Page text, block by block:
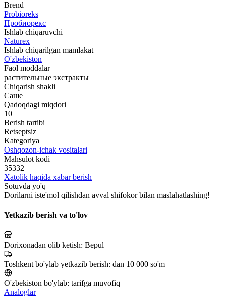
Brend
Probioreks
Пробиорекс
Ishlab chiqaruvchi
Naturex
Ishlab chiqarilgan mamlakat
O'zbekiston
Faol moddalar
растительные экстракты
Chiqarish shakli
Саше
Qadoqdagi miqdori
10
Berish tartibi
Retseptsiz
Kategoriya
Oshqozon-ichak vositalari
Mahsulot kodi
35332
Xatolik haqida xabar berish
Sotuvda yo'q
Dorilarni iste'mol qilishdan avval shifokor bilan maslahatlashing!
Yetkazib berish va to'lov
Dorixonadan olib ketish: Bepul
Toshkent bo'ylab yetkazib berish: dan 10 000 so'm
O'zbekiston bo'ylab: tarifga muvofiq
Analoglar